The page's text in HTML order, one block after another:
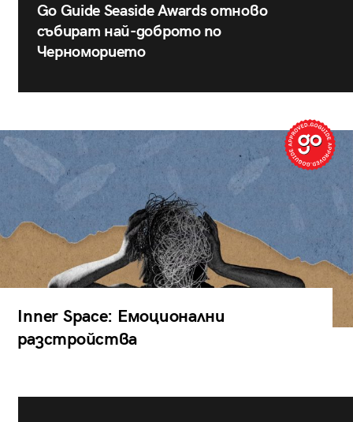
Go Guide Seaside Awards отново
събират най-доброто по
Черноморието
Inner Space: Емоционални
разстройства